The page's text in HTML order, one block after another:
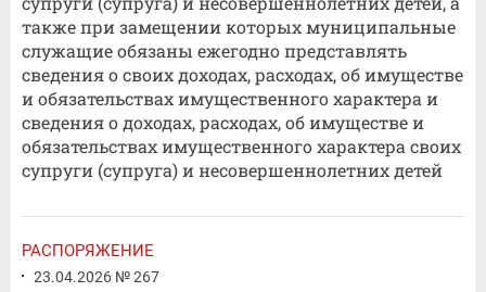
также при замещении которых муниципальные
служащие обязаны ежегодно представлять
сведения о своих доходах, расходах, об имуществе
и обязательствах имущественного характера и
сведения о доходах, расходах, об имуществе и
обязательствах имущественного характера своих
супруги (супруга) и несовершеннолетних детей
РАСПОРЯЖЕНИЕ
23.04.2026 № 267